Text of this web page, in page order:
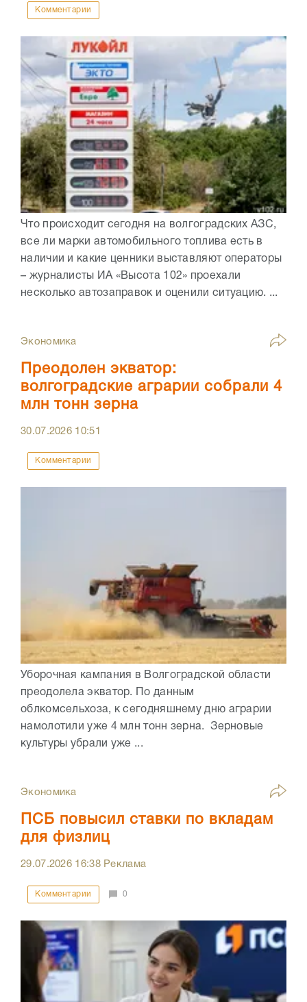
Комментарии
Что происходит сегодня на волгоградских АЗС,
все ли марки автомобильного топлива есть в
наличии и какие ценники выставляют операторы
– журналисты ИА «Высота 102» проехали
несколько автозаправок и оценили ситуацию. ...
Экономика
Преодолен экватор:
волгоградские аграрии собрали 4
млн тонн зерна
30.07.2026 10:51
Комментарии
Уборочная кампания в Волгоградской области
преодолела экватор. По данным
облкомсельхоза, к сегодняшнему дню аграрии
намолотили уже 4 млн тонн зерна. Зерновые
культуры убрали уже ...
Экономика
ПСБ повысил ставки по вкладам
для физлиц
29.07.2026 16:38Реклама
Комментарии 0